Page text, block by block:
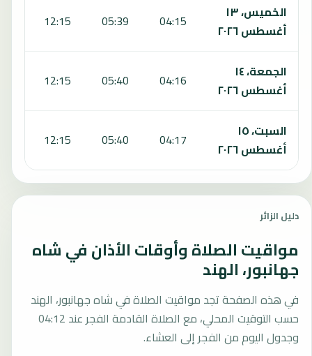
الخميس، ١٣
أغسطس ٢٠٢٦
04:15
05:39
12:15
الجمعة، ١٤
أغسطس ٢٠٢٦
04:16
05:40
12:15
السبت، ١٥
أغسطس ٢٠٢٦
04:17
05:40
12:15
دليل الزائر
مواقيت الصلاة وأوقات الأذان في شاه
جهانبور، الهند
في هذه الصفحة تجد مواقيت الصلاة في شاه جهانبور، الهند
حسب التوقيت المحلي، مع الصلاة القادمة الفجر عند 04:12
وجدول اليوم من الفجر إلى العشاء.